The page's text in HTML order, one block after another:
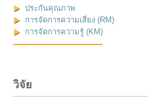
ประกันคุณภาพ
การจัดการความเสี่ยง (RM)
การจัดการความรู้ (KM)
วิจัย